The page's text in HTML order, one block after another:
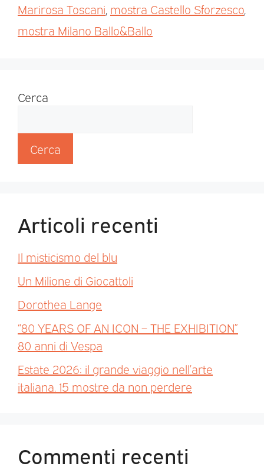
Marirosa Toscani mostra Castello Sforzesco
mostra Milano Ballo&Ballo
Cerca
Cerca
Articoli recenti
Il misticismo del blu
Un Milione di Giocattoli
Dorothea Lange
“80 YEARS OF AN ICON – THE EXHIBITION”
80 anni di Vespa
Estate 2026: il grande viaggio nell’arte
italiana. 15 mostre da non perdere
Commenti recenti